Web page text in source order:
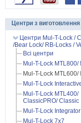
Центри з
Центри Mul-T-Lock /
/Bear Lock/ RB-Locks /
Всі центри
Mul-T-Lock MTL800/
Mul-T-Lock MTL600/
Mul-T-Lock
Mul-T-Lock MTL400/
ClassicPRO/ Classic
Mul-T-Lock Integrator
Mul-T-Lock 7x7